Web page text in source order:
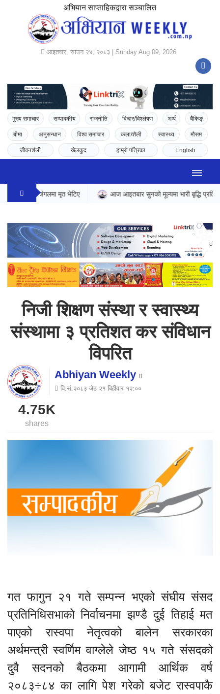
अभियान साप्ताहिकद्वारा सञ्चालित
आइतवार, साउन २४, २०८३ | Sunday Aug 09, 2026
मुख्य समाचार सम्पादकीय राजनीति विचार/विश्लेषण अर्थ बैंकिङ्
बीमा अनुसन्धान विश्व समाचार कला/शैली स्वास्थ्य मौसम
जीवनशैली खेलकुद हाम्रो पत्रिका English
जंगलमा मृत भेटिए आज आइतबार सुनको मूल्यमा भारी बृद्धि प्रतितोला
निजी शिक्षण संस्था र स्वास्थ्य
संस्थामा ३ प्रतिशत कर संविधान
विपरित
Abhiyan Weekly
वि.सं.२०८३ जेठ २१ बिहीवार १२:००
4.75K
shares
गत फागुन २१ गते सम्पन्न भएको संघीय संसद
प्रतिनिधिसभाको निर्वाचनमा झण्डै दुई तिहाई मत
पाएको रास्वपा नेतृत्वको बालेन सरकारका
अर्थमन्त्री स्वर्णिम वाग्लेले जेष्ठ १५ गते संसदको
दुवै सदनको बैठकमा आगामी आर्थिक वर्ष
२०८३÷८४ का लागि पेश गरेको बजेट रास्वपाकै